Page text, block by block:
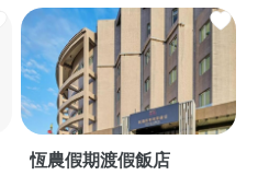
恆農假期渡假飯店